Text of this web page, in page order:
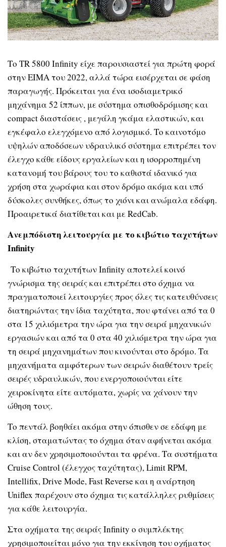
Το TR 5800 Infinity είχε παρουσιαστεί για πρώτη φορά
στην EIMA του 2022, αλλά τώρα εισέρχεται σε φάση
παραγωγής. Πρόκειται για ένα ισοδιαμετρικό
μηχάνημα 52 ίππων, με σύστημα οπισθοδρόμισης και
compact διαστάσεις , μεγάλη γκάμα ελαστικών, και
εγκέφαλο ελεγχόμενο από λογισμικό. Το καινοτόμο
υψηλών αποδόσεων υδραυλικό σύστημα επιτρέπει τον
έλεγχο κάθε είδους εργαλείων και η ισορροπημένη
κατανομή του βάρους του το καθιστά ιδανικό για
χρήση στα χωράφια και στον δρόμο ακόμα και υπό
δύσκολες συνθήκες, όπως το χιόνι και ανώμαλα εδάφη.
Προαιρετικά διατίθεται και με RedCab.
Ανεμπόδιστη λειτουργία με το κιβώτιο ταχυτήτων
Infinity
Το κιβώτιο ταχυτήτων Infinity αποτελεί κοινό
γνώρισμα της σειράς και επιτρέπει στο όχημα να
πραγματοποιεί λειτουργίες προς όλες τις κατευθύνσεις
διατηρώντας την ίδια ταχύτητα, που φτάνει από τα 0
στα 15 χιλιόμετρα την ώρα για την σειρά μηχανικών
εργασιών και από τα 0 στα 40 χιλιόμετρα την ώρα για
τη σειρά μηχανημάτων που κινούνται στο δρόμο. Τα
μηχανήματα αμφότερων των σειρών διαθέτουν τρείς
σειρές υδραυλικών, που ενεργοποιούνται είτε
χειροκίνητα είτε αυτόματα, χωρίς να χάνουν την
ώθηση τους.
Το πεντάλ βοηθάει ακόμα στην όπισθεν σε εδάφη με
κλίση, σταματώντας το όχημα όταν αφήνεται ακόμα
και αν δεν χρησιμοποιούνται τα φρένα. Τα συστήματα
Cruise Control (έλεγχος ταχύτητας), Limit RPM,
Intellifix, Drive Mode, Fast Reverse και η ανάρτηση
Uniflex παρέχουν στο όχημα τις κατάλληλες ρυθμίσεις
για κάθε λειτουργία.
Στα οχήματα της σειράς Infinity ο συμπλέκτης
χρησιμοποιείται μόνο για την εκκίνηση του οχήματος